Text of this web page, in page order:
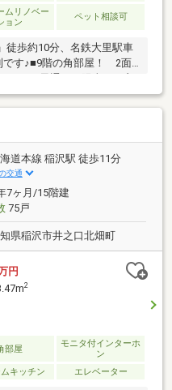
ムリノベー
ョン
ペット相談可
徒歩約10分、名鉄大里駅車
す♪■9階の角部屋！ 2面
■ペット飼育可能(細則有
17分、大里東中学校徒歩約
15分 お買い物に便利です
なります◇◇買替の方、自
数短い方、自営業の方住宅
お気軽にご相談ください
」は 地域密着型不動産
下さい！☆住宅ローン無料
道本線 稲沢駅 徒歩11分
交通
7ヶ月/15階建
75戸
県稲沢市井之口北畑町
円
2
部屋
モニタ付インターホ
ン
キッチン エレベーター